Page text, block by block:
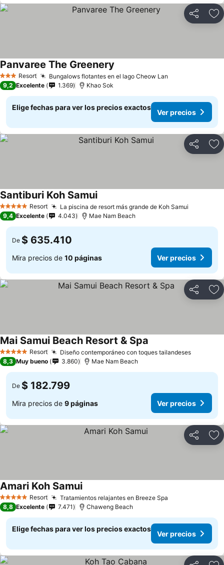
Compartir
3 EstrellasResort Bungalows flotantes en el lago Cheow Lan
Panvaree The Greenery
9,2 Excelente 1.369 Khao Sok
Elige fechas para ver los precios exactos
Ver precios
Compartir
5 Estrellas Resort La piscina de resort más grande de Koh Samui
Santiburi Koh SamuiVer precios
9,4 Excelente 4.043 Mae Nam Beach
De $ 635.410
Mira precios de 10 páginas Ver precios
Compartir
5 Estrellas Resort Diseño contemporáneo con toques tailandesesVer
Mai Samui Beach Resort & Spa
8,3 Muy bueno 3.860 Mae Nam Beach
De $ 182.799
Mira precios de 9 páginas Ver precios
Compartir
5 Estrellas Resort Tratamientos relajantes en Breeze Spa
Amari Koh SamuiVer precios
8,8 Excelente 7.471 Chaweng Beach
Elige fechas para ver los precios exactos
Ver precios